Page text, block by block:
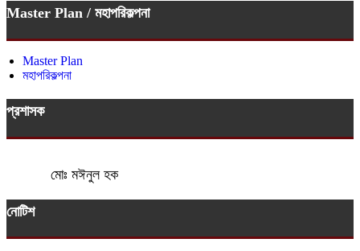
Master Plan / মহাপরিকল্পনা
Master Plan
মহাপরিকল্পনা
প্রশাসক
মোঃ মঈনুল হক
নোটিশ